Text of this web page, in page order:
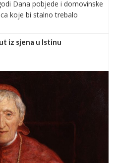
Dana pobjede i domovinske
koje bi stalno trebalo
iz sjena u Istinu